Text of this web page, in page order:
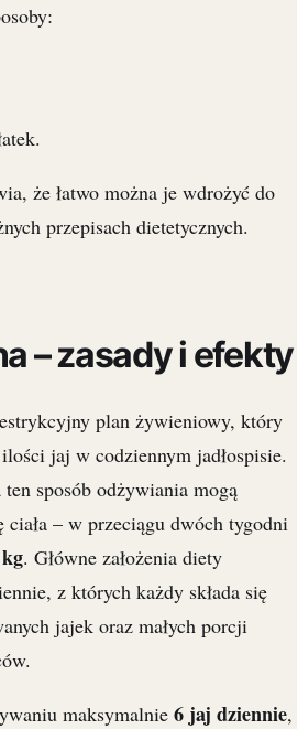
że łatwo można je wdrożyć do
przepisach dietetycznych.
– zasady i efekty
plan żywieniowy, który
jaj w codziennym jadłospisie.
sposób odżywiania mogą
ciała – w przeciągu dwóch tygodni
. Główne założenia diety
z których każdy składa się
jajek oraz małych porcji
maksymalnie 6 jaj dziennie,